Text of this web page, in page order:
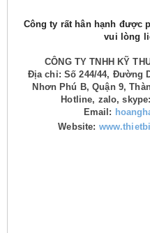
Công ty rất hân hạnh được
vui lòng
CÔNG TY TNHH KỸ
Địa chỉ: Số 244/44, Đường
Nhơn Phú B, Quận 9,
Hotline, zalo,
Email:
Website: